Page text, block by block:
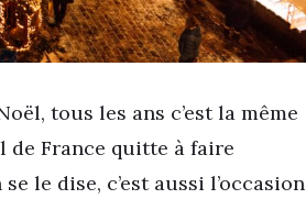
tous les ans c’est la même
France quitte à faire
le dise, c’est aussi l’occasion